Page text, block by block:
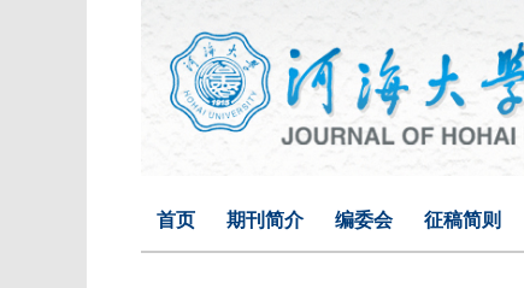
首页 期刊简介 编委会 征稿简则